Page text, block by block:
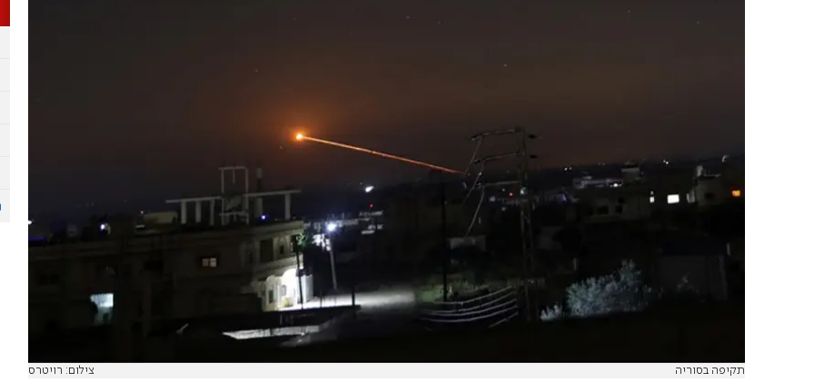
תקיפה בסוריה צילום: רויטרס